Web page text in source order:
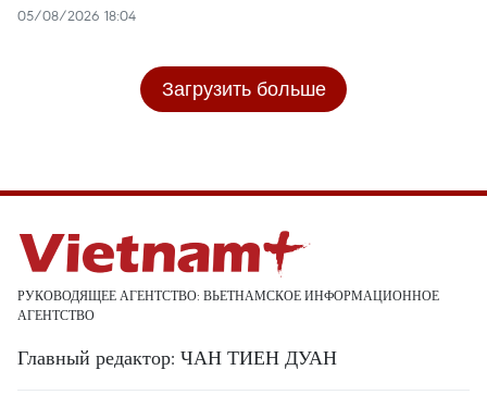
05/08/2026 18:04
Загрузить больше
РУКОВОДЯЩЕЕ АГЕНТСТВО: ВЬЕТНАМСКОЕ ИНФОРМАЦИОННОЕ
АГЕНТСТВО
Главный редактор: ЧАН ТИЕН ДУАН